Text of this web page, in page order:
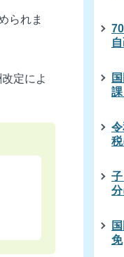
られま
定によ
免